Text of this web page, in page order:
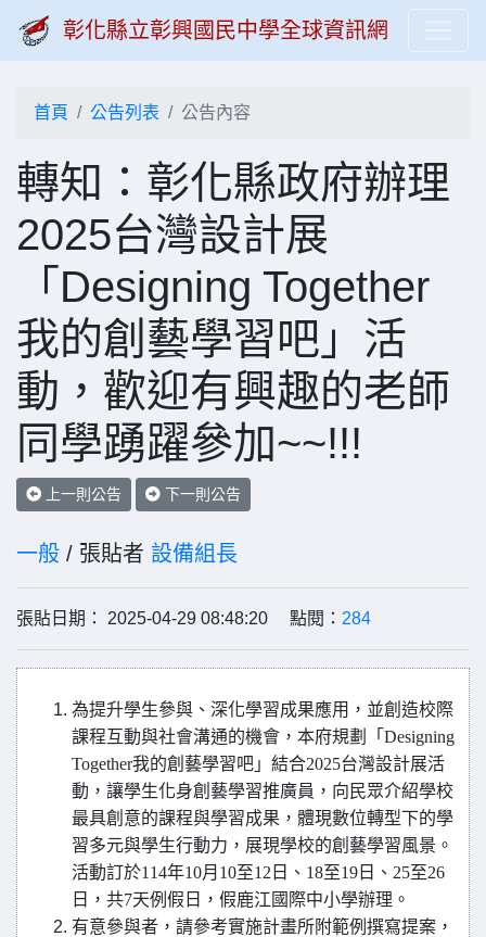
彰化縣立彰興國民中學全球資訊網
首頁 公告列表 公告內容
轉知：彰化縣政府辦理
2025台灣設計展
「Designing Together
我的創藝學習吧」活
動，歡迎有興趣的老師
同學踴躍參加~~!!!
上一則公告 下一則公告
一般 / 張貼者 設備組長
張貼日期： 2025-04-29 08:48:20 點閱： 284
為提升學生參與、深化學習成果應用，並創造校際
課程互動與社會溝通的機會，本府規劃「Designing
Together我的創藝學習吧」結合2025台灣設計展活
動，讓學生化身創藝學習推廣員，向民眾介紹學校
最具創意的課程與學習成果，體現數位轉型下的學
習多元與學生行動力，展現學校的創藝學習風景。
活動訂於114年10月10至12日、18至19日、25至26
日，共7天例假日，假鹿江國際中小學辦理。
有意參與者，請參考實施計畫所附範例撰寫提案，